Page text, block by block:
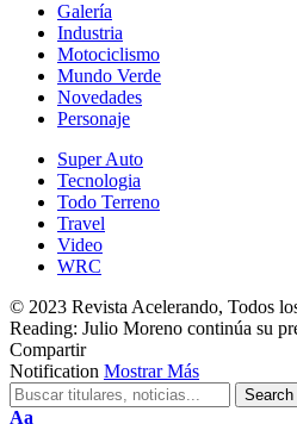
Galería
Industria
Motociclismo
Mundo Verde
Novedades
Personaje
Super Auto
Tecnologia
Todo Terreno
Travel
Video
WRC
© 2023 Revista Acelerando, Todos
Reading: Julio Moreno continúa su
Compartir
Notification Mostrar Más
Cambiar
Aa